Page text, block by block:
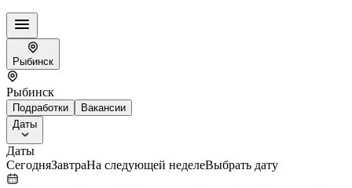
Рыбинск
Рыбинск
Подработки
Вакансии
Даты
Даты
СегодняЗавтраНа следующей неделеВыбрать дату